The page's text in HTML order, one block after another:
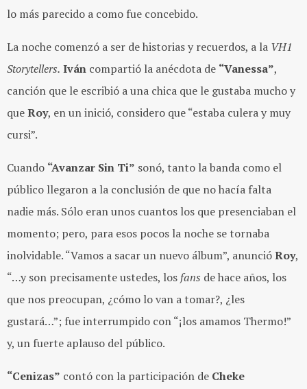
lo más parecido a como fue concebido.
La noche comenzó a ser de historias y recuerdos, a la VH1
Storytellers. Iván compartió la anécdota de “Vanessa”,
canción que le escribió a una chica que le gustaba mucho y
queRoy, en un inició, considero que “estaba culera y muy
cursi”.
Cuando “Avanzar Sin Ti” sonó, tanto la banda como el
público llegaron a la conclusión de que no hacía falta
nadie más. Sólo eran unos cuantos los que presenciaban el
momento; pero, para esos pocos la noche se tornaba
inolvidable. “Vamos a sacar un nuevo álbum”, anuncióRoy,
“…y son precisamente ustedes, los fans de hace años, los
que nos preocupan, ¿cómo lo van a tomar?, ¿les
gustará…”; fue interrumpido con “¡los amamos Thermo!”
y, un fuerte aplauso del público.
“Cenizas” contó con la participación de Cheke